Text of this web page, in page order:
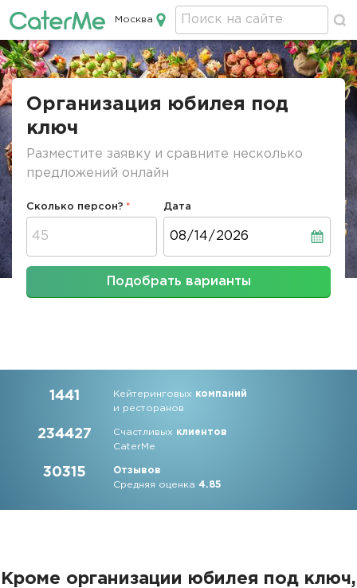
Кейтеринг в Москве
Москва
Строка
Организация юбилея под
ключ
Разместите заявку и сравните несколько
предложений онлайн
Сколько персон? Дата
Подобрать варианты
1441 Кейтеринговых компаний
и ресторанов
234427 Счастливых клиентов
CaterMe
30315
Отзывов
Средняя оценка4.85
Кроме организации юбилея под ключ,